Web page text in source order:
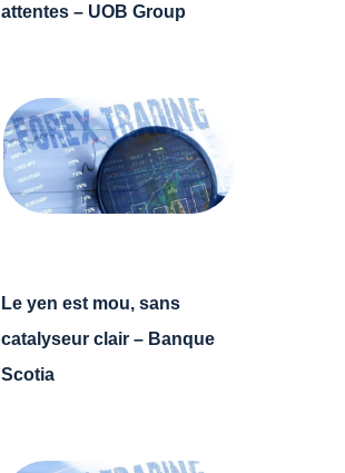
attentes – UOB Group
Le yen est mou, sans
catalyseur clair – Banque
Scotia